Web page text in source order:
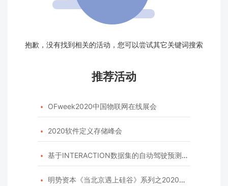
抱歉，没有找到相关的活动，您可以尝试其它关键词搜索
推荐活动
 OFweek2020中国物联网在线展会
 2020软件定义存储峰会
 基于INTERACTION数据集的自动驾驶预测模型挑战赛
 明势资本《当北京遇上硅谷》系列之2020年度开源峰会